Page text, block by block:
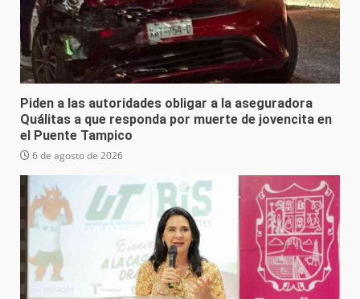
Piden a las autoridades obligar a la aseguradora
Quálitas a que responda por muerte de jovencita en
el Puente Tampico
6 de agosto de 2026